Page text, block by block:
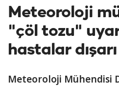
Meteoroloji
"çöl tozu"
hastalar
Meteoroloji Mühendisi